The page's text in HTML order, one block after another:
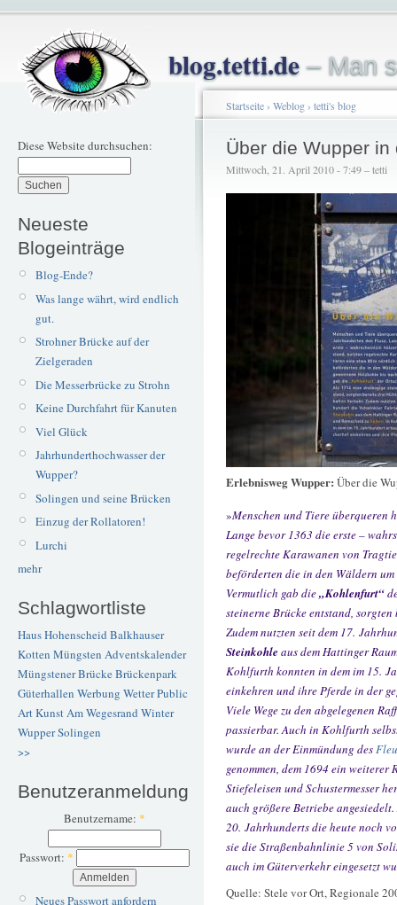
blog.tetti.de– Man
Diese Website durchsuchen:
Neueste
Blogeinträge
Blog-Ende?
Was lange währt, wird endlich
gut.
Strohner Brücke auf der
Zielgeraden
Die Messerbrücke zu Strohn
Keine Durchfahrt für Kanuten
Viel Glück
Jahrhunderthochwasser der
Wupper?
Solingen und seine Brücken
Einzug der Rollatoren!
Lurchi
mehr
Schlagwortliste
Haus Hohenscheid Balkhauser
Kotten Müngsten Adventskalender
Müngstener BrückeBrückenpark
Güterhallen Werbung WetterPublic
ArtKunstAm Wegesrand Winter
WupperSolingen
>>
Benutzeranmeldung
Benutzername: *
Passwort: *
Neues Passwort anfordern
Startseite› Weblog› tetti's blog
Über die Wupper in
Mittwoch, 21. April 2010 - 7:49 – tetti
Erlebnisweg Wupper: Über die
»Menschen und Tiere überqueren
Lange bevor 1363 die erste –
regelrechte Karawanen von
beförderten die in den Wäldern
Vermutlich gab die„Kohlenfurt“
steinerne Brücke entstand,
Zudem nutzten seit dem 17.
Steinkohle aus dem Hattinger
Kohlfurth konnten in dem im 15.
einkehren und ihre Pferde in der
Viele Wege zu den abgelegenen
passierbar. Auch in Kohlfurth
wurde an der Einmündung des
genommen, dem 1694 ein
Stiefeleisen und Schustermesser
auch größere Betriebe
20. Jahrhunderts die heute noch
sie die Straßenbahnlinie 5 von
auch im Güterverkehr eingesetzt
Quelle: Stele vor Ort, Regionale